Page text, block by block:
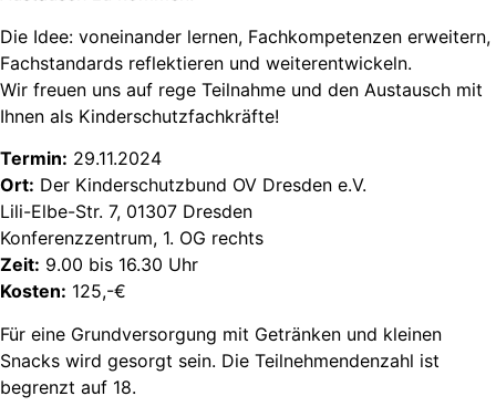
Die Idee: voneinander lernen, Fachkompetenzen erweitern,
Fachstandards reflektieren und weiterentwickeln.
Wir freuen uns auf rege Teilnahme und den Austausch mit
Ihnen als Kinderschutzfachkräfte!
Termin: 29.11.2024
Ort: Der Kinderschutzbund OV Dresden e.V.
Lili-Elbe-Str. 7, 01307 Dresden
Konferenzzentrum, 1. OG rechts
Zeit: 9.00 bis 16.30 Uhr
Kosten: 125,-€
Für eine Grundversorgung mit Getränken und kleinen
Snacks wird gesorgt sein. Die Teilnehmendenzahl ist
begrenzt auf 18.